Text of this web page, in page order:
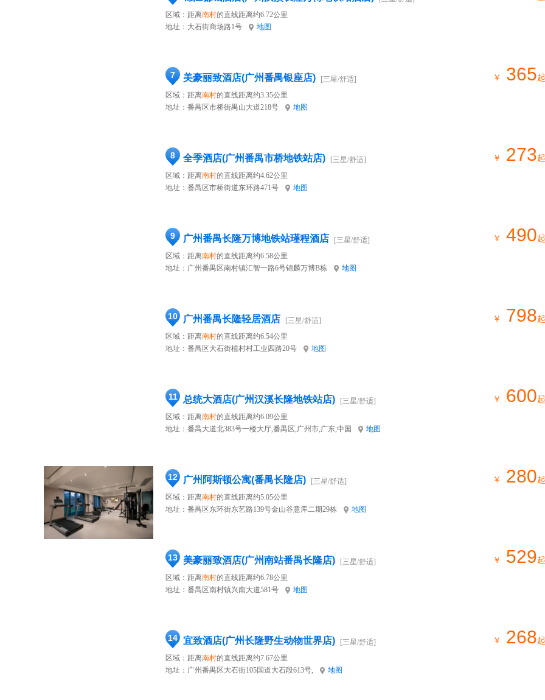
区域：距离南村的直线距离约6.72公里
地址： 大石街商场路1号 地图
7 美豪丽致酒店(广州番禺银座店)
[三星/舒适]
区域：距离南村的直线距离约3.35公里
地址： 番禺区市桥街禺山大道218号 地图
￥ 365起
8 全季酒店(广州番禺市桥地铁站店)
[三星/舒适]
区域：距离南村的直线距离约4.62公里
地址： 番禺区市桥街道东环路471号 地图
￥ 273起
9 广州番禺长隆万博地铁站瑾程酒店
[三星/舒适]
区域：距离南村的直线距离约6.58公里
地址： 广州番禺区南村镇汇智一路6号锦麟万博B栋 地图
￥ 490起
10 广州番禺长隆轻居酒店
[三星/舒适]
区域：距离南村的直线距离约6.54公里
地址： 番禺区大石街植村村工业四路20号 地图
￥ 798起
11 总统大酒店(广州汉溪长隆地铁站店)
[三星/舒适]
区域：距离南村的直线距离约6.09公里
地址： 番禺大道北383号一楼大厅,番禺区,广州市,广东,中国 地图
￥ 600起
12 广州阿斯顿公寓(番禺长隆店)
[三星/舒适]
区域：距离南村的直线距离约5.05公里
地址： 番禺区东环街东艺路139号金山谷意库二期29栋 地图
￥ 280起
13 美豪丽致酒店(广州南站番禺长隆店)
[三星/舒适]
区域：距离南村的直线距离约6.78公里
地址： 番禺区南村镇兴南大道581号 地图
￥ 529起
14 宜致酒店(广州长隆野生动物世界店)
[三星/舒适]
区域：距离南村的直线距离约7.67公里
地址： 广州番禺区大石街105国道大石段613号, 地图
￥ 268起